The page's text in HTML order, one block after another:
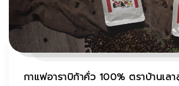
กาแฟอาราบิก้าคั่ว 100% ตราบ้านเลา